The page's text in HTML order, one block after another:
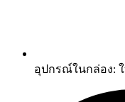
อุปกรณ์ในกล่อง: